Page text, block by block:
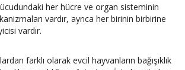
vücudundaki her hücre ve organ sisteminin
vardır, ayrıca her birinin birbirine
vardır.
farklı olarak evcil hayvanların bağışıklık